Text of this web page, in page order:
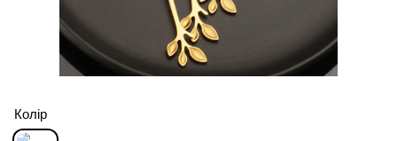
Колір